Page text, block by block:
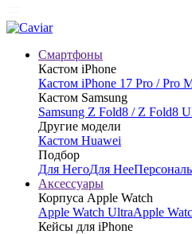
Смартфоны
Кастом iPhone
Кастом iPhone 17 Pro / Pro
Кастом Samsung
Samsung Z Fold8 / Z Fold8
Другие модели
Кастом Huawei
Подбор
Для НегоДля Нее
Аксессуары
Корпуса Apple Watch
Apple Watch UltraApple
Кейсы для iPhone